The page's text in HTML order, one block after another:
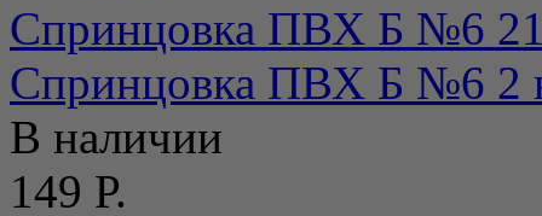
Спринцовка ПВХ Б №6
Спринцовка ПВХ Б №6 2
В наличии
149 Р.